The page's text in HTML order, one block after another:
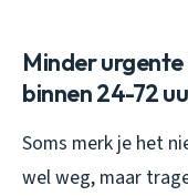
Minder
binnen 24-72
Soms merk je het
wel weg, maar